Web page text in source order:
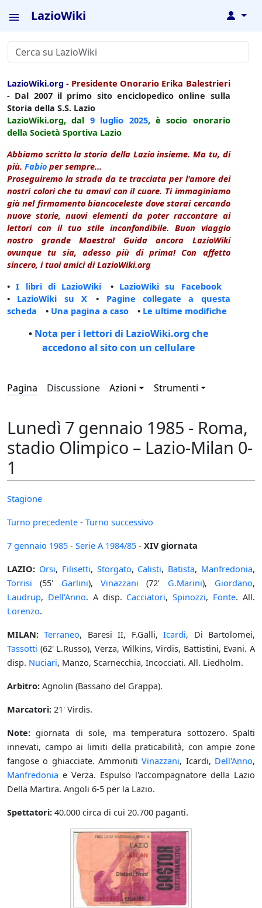
LazioWiki ↓
LazioWiki.org - Presidente Onorario Erika Balestrieri
- Dal 2007 il primo sito enciclopedico online sulla
Storia della S.S. Lazio
LazioWiki.org, dal 9 luglio 2025, è socio onorario
della Società Sportiva Lazio
Abbiamo scritto la storia della Lazio insieme. Ma tu, di
più. Fabio per sempre...
Proseguiremo la strada da te tracciata per l'amore dei
nostri colori che tu amavi con il cuore. Ti immaginiamo
già nel firmamento biancoceleste dove starai cercando
nuove storie, nuovi elementi da poter raccontare ai
lettori con il tuo stile inconfondibile. Buon viaggio
nostro grande Maestro! Guida ancora LazioWiki
ovunque tu sia, adesso più di prima! Con affetto
sincero, i tuoi amici di LazioWiki.org
•I libri di LazioWiki • LazioWiki su Facebook
• LazioWiki su X • Pagine collegate a questa
scheda • Una pagina a caso • Le ultime modifiche
• Nota per i lettori di LazioWiki.org che
accedono al sito con un cellulare
Pagina Discussione Azioni Strumenti
Lunedì 7 gennaio 1985 - Roma,
stadio Olimpico – Lazio-Milan 0-
1
Stagione
Turno precedente - Turno successivo
7 gennaio 1985 - Serie A 1984/85 - XIV giornata
LAZIO: Orsi, Filisetti, Storgato, Calisti, Batista, Manfredonia,
Torrisi (55' Garlini),Vinazzani (72' G.Marini), Giordano,
Laudrup, Dell'Anno. A disp. Cacciatori,Spinozzi, Fonte. All.
Lorenzo.
MILAN: Terraneo, Baresi II, F.Galli,Icardi, Di Bartolomei,
Tassotti (62' L.Russo), Verza, Wilkins, Virdis, Battistini, Evani. A
disp. Nuciari, Manzo, Scarnecchia, Incocciati. All. Liedholm.
Arbitro: Agnolin (Bassano del Grappa).
Marcatori: 21' Virdis.
Note: giornata di sole, ma temperatura sottozero. Spalti
innevati, campo ai limiti della praticabilità, con ampie zone
fangose o ghiacciate. AmmonitiVinazzani, Icardi, Dell'Anno,
Manfredonia e Verza. Espulso l'accompagnatore della Lazio
Della Martira. Angoli 6-5 per la Lazio.
Spettatori: 40.000 circa di cui 20.700 paganti.